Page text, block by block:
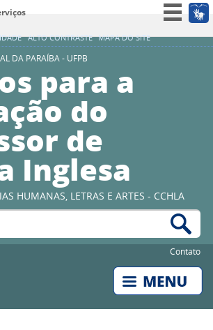
ALTO CONTRASTE MAPA DO SITE
Simplifique!
Acesso à informação
DA PARAÍBA - UFPB
para a
do
de
Inglesa
HUMANAS, LETRAS E ARTES - CCHLA
Contato